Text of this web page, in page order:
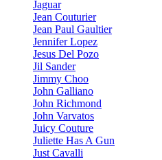
Jaguar
Jean Couturier
Jean Paul Gaultier
Jennifer Lopez
Jesus Del Pozo
Jil Sander
Jimmy Choo
John Galliano
John Richmond
John Varvatos
Juicy Couture
Juliette Has A Gun
Just Cavalli